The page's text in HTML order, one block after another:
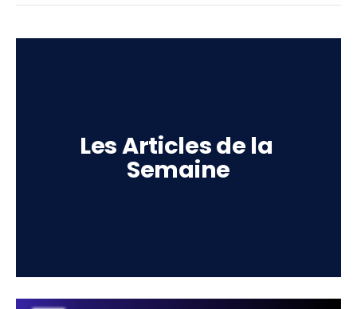
Les Articles de la
Semaine